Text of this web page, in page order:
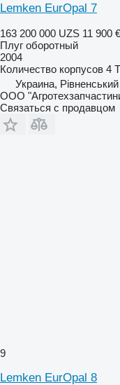
Lemken EurOpal 7
163 200 000 UZS 11 900 €
Плуг оборотный
2004
Количество корпусов 4
Украина,
ООО
Связаться с продавцом
9
Lemken EurOpal 8